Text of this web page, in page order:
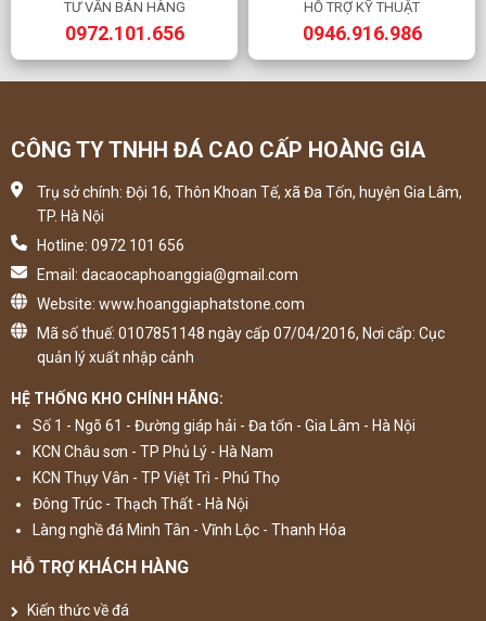
TƯ VẤN BÁN HÀNG
0972.101.656
HỖ TRỢ KỸ THUẬT
0946.916.986
CÔNG TY TNHH ĐÁ CAO CẤP HOÀNG GIA
Trụ sở chính: Đội 16, Thôn Khoan Tế, xã Đa Tốn, huyện Gia Lâm,
TP. Hà Nội
Hotline: 0972 101 656
Email: dacaocaphoanggia@gmail.com
Website: www.hoanggiaphatstone.com
Mã số thuế: 0107851148 ngày cấp 07/04/2016, Nơi cấp: Cục
quản lý xuất nhập cảnh
HỆ THỐNG KHO CHÍNH HÃNG:
Số 1 - Ngõ 61 - Đường giáp hải - Đa tốn - Gia Lâm - Hà Nội
KCN Châu sơn - TP Phủ Lý - Hà Nam
KCN Thụy Vân - TP Việt Trì - Phú Thọ
Đông Trúc - Thạch Thất - Hà Nội
Làng nghề đá Minh Tân - Vĩnh Lộc - Thanh Hóa
HỖ TRỢ KHÁCH HÀNG
Kiến thức về đá